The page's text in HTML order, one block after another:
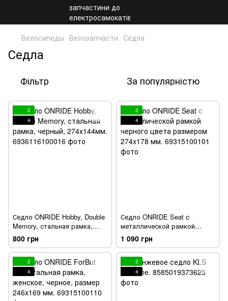
Велосипеды Велозапчасти Седла
Седла
Фільтр За популярністю
2
4
Седло ONRIDE Hobby, Double
Memory, стальная рамка,
черный, 274х144мм.
800 грн
2
4
Седло ONRIDE Seat с
металлической рамкой
черного цвета размером
274x178 мм.
1 090 грн
2
4
2
4